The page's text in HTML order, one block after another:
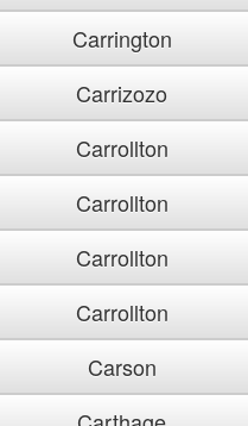
Carrington
Carrizozo
Carrollton
Carrollton
Carrollton
Carrollton
Carson